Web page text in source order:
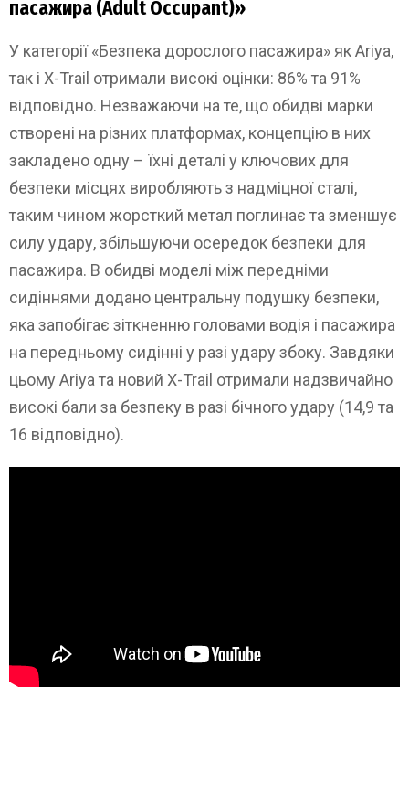
пасажира (Adult Occupant)»
У категорії «Безпека дорослого пасажира» як Ariya,
так і X-Trail отримали високі оцінки: 86% та 91%
відповідно. Незважаючи на те, що обидві марки
створені на різних платформах, концепцію в них
закладено одну – їхні деталі у ключових для
безпеки місцях виробляють з надміцної сталі,
таким чином жорсткий метал поглинає та зменшує
силу удару, збільшуючи осередок безпеки для
пасажира. В обидві моделі між передніми
сидіннями додано центральну подушку безпеки,
яка запобігає зіткненню головами водія і пасажира
на передньому сидінні у разі удару збоку. Завдяки
цьому Ariya та новий X-Trail отримали надзвичайно
високі бали за безпеку в разі бічного удару (14,9 та
16 відповідно).